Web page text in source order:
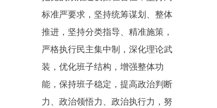
关、廉洁关，严格落实干部选拔任
用的原则、条件、程序，严格执行
注重基层、注重实践、讲担当重担
当的用人导向，提高干部考察质
量，精准科学选人用人，切实把党
和人民需要的好干部选出来用起